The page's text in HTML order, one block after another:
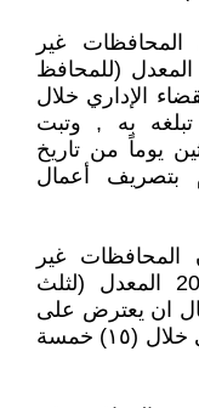
قانون المحافظات غير
بإقليم رقم 21 لسنة 2008 المعدل (للمحافظ
الإداري خلال
به , وتبت
خلال مدة (٣٠) ثلاثين يوماً من تاريخ
بتصريف أعمال
قانون المحافظات غير
المنتظمة بإقليم رقم 21 لسنة 2008 المعدل (لثلث
ان يعترض على
قرار الحل امام محكمة القضاء الاداري خلال (١٥) خمسة